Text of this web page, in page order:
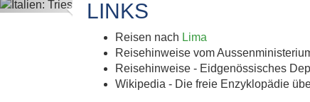
Previous
LINKS
Reisen nach Lima
Reisehinweise vom
Reisehinweise - Eidgenössisches
Wikipedia - Die freie Enzyklopädie